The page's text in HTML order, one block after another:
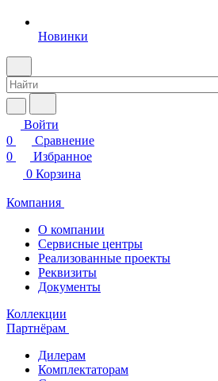
Новинки
Войти
0
Сравнение
0
Избранное
0 Корзина
Компания
О компании
Сервисные центры
Реализованные проекты
Реквизиты
Документы
Коллекции
Партнёрам
Дилерам
Комплектаторам